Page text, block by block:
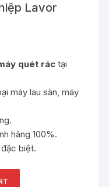
Lavor
quét rác tại
máy lau sàn, máy
hãng 100%.
biệt.